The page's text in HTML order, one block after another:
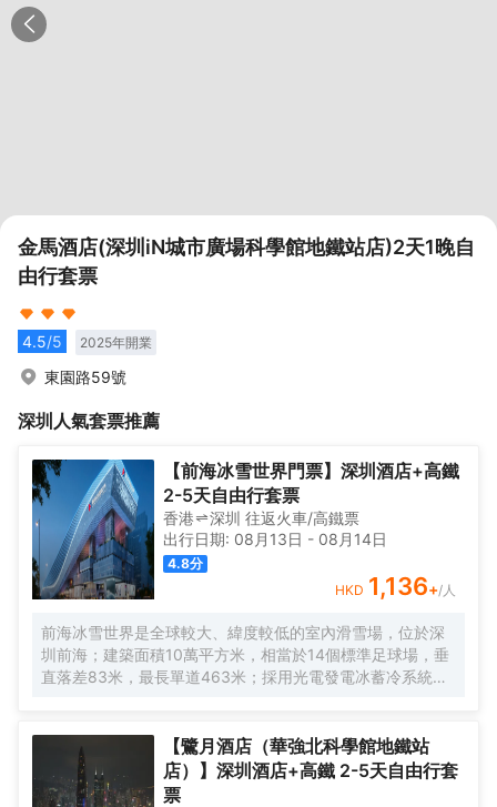
金馬酒店(深圳iN城市廣場科學館地鐵站店)2天1晚自
由行套票
4.5/5 2025年開業
東園路59號
深圳 人氣套票推薦
【前海冰雪世界門票】深圳酒店+高鐵
2-5天自由行套票
香港 深圳 往返火車/高鐵票
出行日期: 08月13日 - 08月14日
4.8分
HKD 1,136+/人
前海冰雪世界是全球較大、緯度較低的室內滑雪場，位於深
圳前海；建築面積10萬平方米，相當於14個標準足球場，垂
直落差83米，最長單道463米‌；採用光電發電冰蓄冷系統，
【鷺月酒店（華強北科學館地鐵站
店）】深圳酒店+高鐵 2-5天自由行套
票